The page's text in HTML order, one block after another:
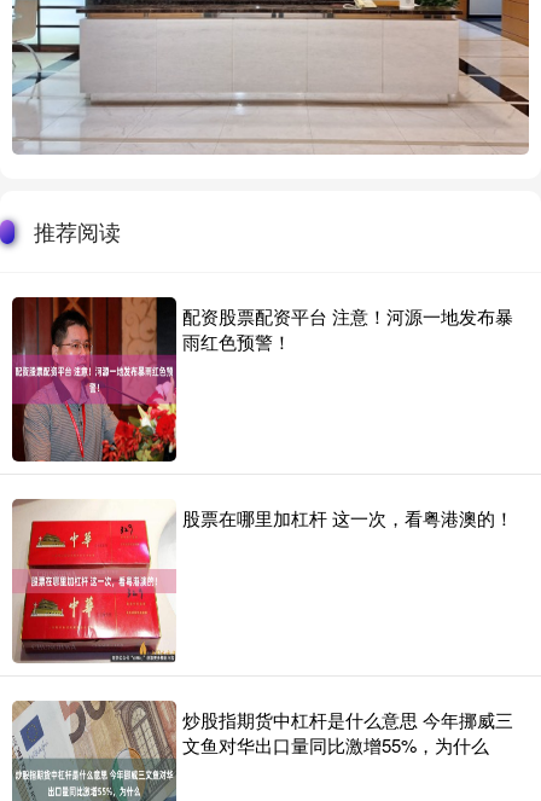
推荐阅读
配资股票配资平台 注意！河源一地发布暴
雨红色预警！
股票在哪里加杠杆 这一次，看粤港澳的！
炒股指期货中杠杆是什么意思 今年挪威三
文鱼对华出口量同比激增55%，为什么